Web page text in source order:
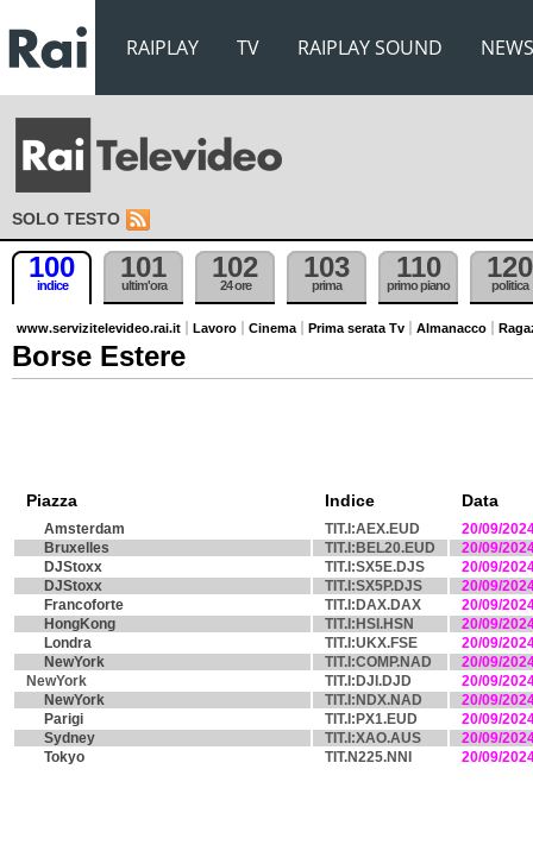
RAIPLAY TV RAIPLAY SOUND NEWS
SOLO TESTO
100
indice
101
ultim'ora
102
24 ore
103
prima
110
primo piano
120
politica
www.servizitelevideo.rai.it Lavoro Cinema Prima serata Tv Almanacco
Borse Estere
Piazza Indice Data
Amsterdam TIT.I:AEX.EUD
20/09/
Bruxelles
TIT.I:BEL20.EUD
20/09/
DJStoxx
TIT.I:SX5E.DJS
20/09/
DJStoxx
TIT.I:SX5P.DJS
20/09/
Francoforte
TIT.I:DAX.DAX
20/09/
HongKong
TIT.I:HSI.HSN
20/09/
Londra
TIT.I:UKX.FSE
20/09/
NewYork
TIT.I:COMP.NAD
20/09/
NewYork
TIT.I:DJI.DJD
20/09/
NewYork
TIT.I:NDX.NAD
20/09/
Parigi
TIT.I:PX1.EUD
20/09/
Sydney
TIT.I:XAO.AUS
20/09/
Tokyo
TIT.N225.NNI 20/09/